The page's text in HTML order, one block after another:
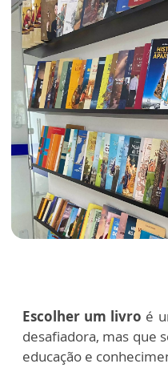
Escolher um livro é
desafiadora, mas que
educação e